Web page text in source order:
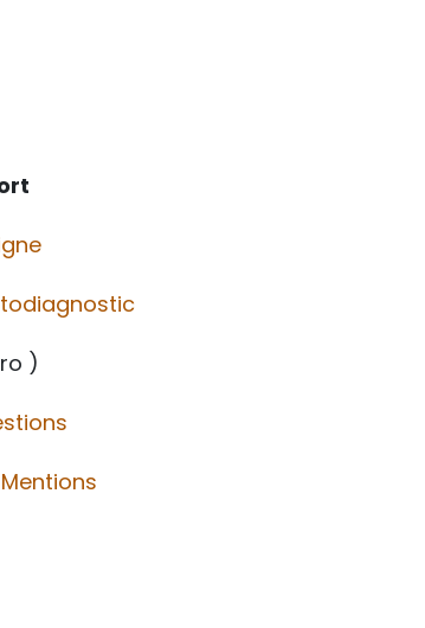
)
Mentions